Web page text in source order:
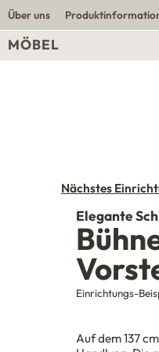
Über uns
MÖBEL
Nächstes
Elegante
Einrichtungs-
Auf dem 137